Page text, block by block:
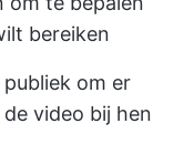
bereiken
om er
video bij hen